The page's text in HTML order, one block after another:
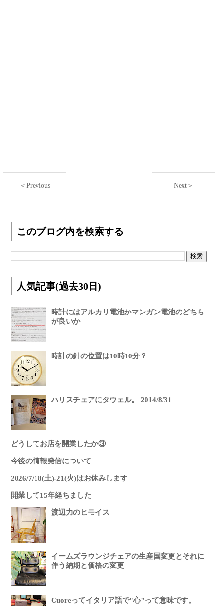
＜Previous Next＞
このブログ内を検索する
人気記事(過去30日)
時計にはアルカリ電池かマンガン電池のどちら
が良いか
時計の針の位置は10時10分？
ハリスチェアにダウェル。 2014/8/31
どうしてお店を開業したか③
今後の情報発信について
2026/7/18(土)-21(火)はお休みします
開業して15年経ちました
渡辺力のヒモイス
イームズラウンジチェアの生産国変更とそれに
伴う納期と価格の変更
Cuoreってイタリア語で"心"って意味です。